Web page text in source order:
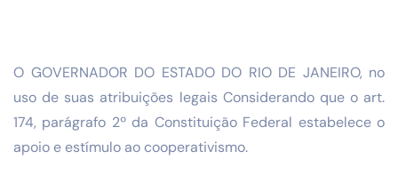
O GOVERNADOR DO ESTADO DO RIO DE JANEIRO, no
uso de suas atribuições legais Considerando que o art.
174, parágrafo 2º da Constituição Federal estabelece o
apoio e estímulo ao cooperativismo.